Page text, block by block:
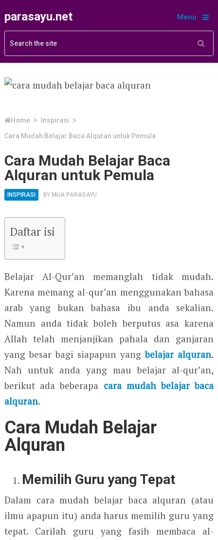
parasayu.net Menu
Home
Inspirasi
Cara Mudah Belajar Baca Alquran untuk Pemula
Cara Mudah Belajar Baca
Alquran untuk Pemula
INSPIRASI BY MUA PARASAYU
Daftar isi
Belajar Al-Qur’an memanglah tidak mudah.
Karena memang al-qur’an menggunakan bahasa
arab yang bukan bahasa ibu anda sekalian.
Namun anda tidak boleh berputus asa karena
Allah telah menjanjikan pahala dan ganjaran
yang besar bagi siapapun yangbelajar alquran.
Nah untuk anda yang mau belajar al-qur’an,
berikut ada beberapa cara mudah belajar baca
alquran.
Cara Mudah Belajar
Alquran
Memilih Guru yang Tepat
Dalam cara mudah belajar baca alquran (atau
ilmu apapun itu) anda harus memilih guru yang
tepat. Carilah guru yang fasih membaca al-